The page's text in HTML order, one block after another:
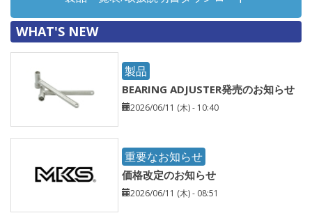
WHAT'S NEW
製品
BEARING ADJUSTER発売のお知らせ
2026/06/11 (木) - 10:40
重要なお知らせ
価格改定のお知らせ
2026/06/11 (木) - 08:51